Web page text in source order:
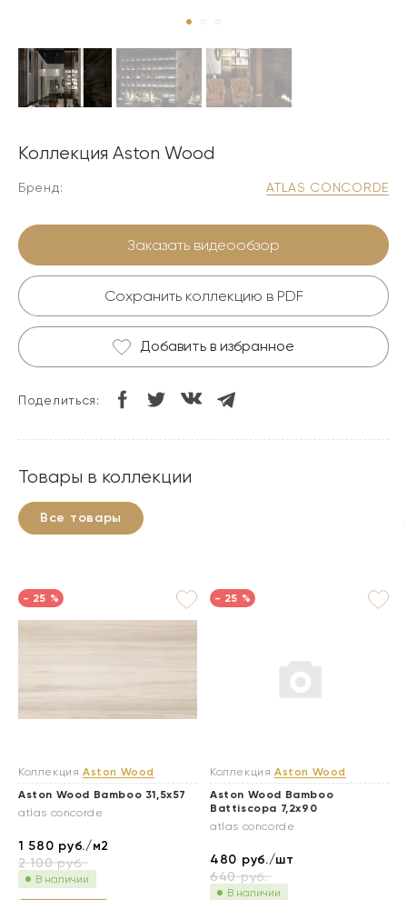
Коллекция Aston Wood
Бренд: ATLAS CONCORDE
Заказать видеообзор
Сохранить коллекцию в PDF
Добавить в избранное
Поделиться:
Товары в коллекции
Все товары
- 25 %
Коллекция Aston Wood
Aston Wood Bamboo 31,5x57
atlas concorde
1 580 руб./м2
2 100руб.
В наличии
- 25 %
Коллекция Aston Wood
Aston Wood Bamboo
Battiscopa 7,2х90
atlas concorde
480 руб./шт
640руб.
В наличии